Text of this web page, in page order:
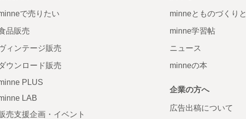
で売りたい
品販売
ィンテージ販売
ウンロード販売
PLUS
LAB
売支援企画・イベント
minneとものづくりと
minne学習帖
ニュース
minneの本
企業の方へ
広告出稿について